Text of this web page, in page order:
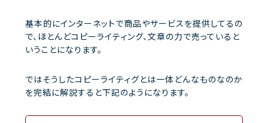
基本的にインターネットで商品やサービスを提供してるの
で、ほとんどコピーライティング、文章の力で売っていると
いうことになります。
ではそうしたコピーライティグとは一体どんなものなのか
を完結に解説すると下記のようになります。